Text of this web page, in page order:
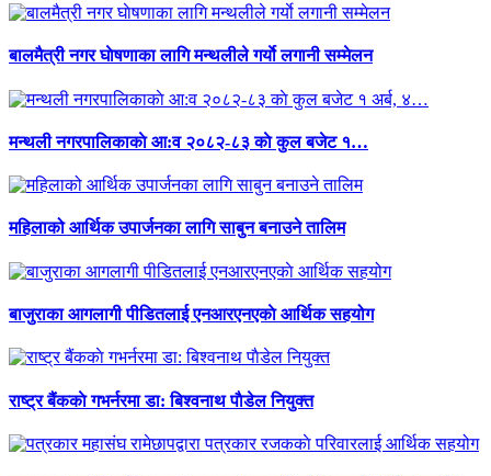
बालमैत्री नगर घाेषणाका लागि मन्थलीले गर्याे लगानी सम्मेलन
मन्थली नगरपालिकाकाे आ:व २०८२-८३ काे कुल बजेट १…
महिलाको आर्थिक उपार्जनका लागि साबुन बनाउने तालिम
बाजुराका आगलागी पीडितलाई एनआरएनएकाे आर्थिक सहयोग
राष्ट्र बैंककाे गभर्नरमा डा: बिश्वनाथ पाैडेल नियुक्त